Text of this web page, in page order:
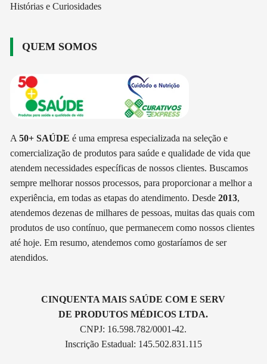
Histórias e Curiosidades
QUEM SOMOS
A50+ SAÚDE é uma empresa especializada na seleção e
comercialização de produtos para saúde e qualidade de vida que
atendem necessidades específicas de nossos clientes. Buscamos
sempre melhorar nossos processos, para proporcionar a melhor a
experiência, em todas as etapas do atendimento. Desde2013,
atendemos dezenas de milhares de pessoas, muitas das quais com
produtos de uso contínuo, que permanecem como nossos clientes
até hoje. Em resumo, atendemos como gostaríamos de ser
atendidos.
CINQUENTA MAIS SAÚDE COM E SERV
DE PRODUTOS MÉDICOS LTDA.
CNPJ: 16.598.782/0001-42.
Inscrição Estadual: 145.502.831.115